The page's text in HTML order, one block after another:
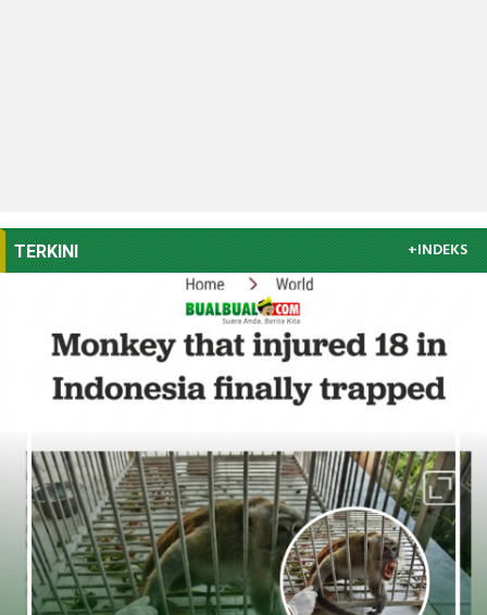
TERKINI +INDEKS